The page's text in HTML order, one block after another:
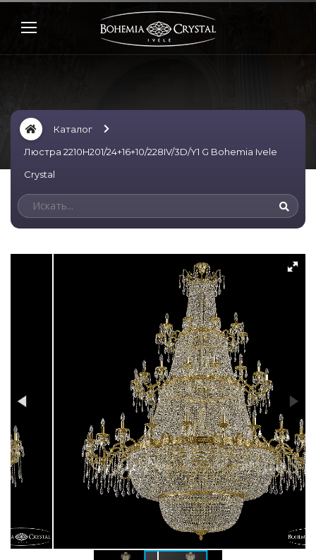
Каталог
Люстра 2210H201/24+16+10/228IV/3D/Y1 G Bohemia Ivele
Crystal